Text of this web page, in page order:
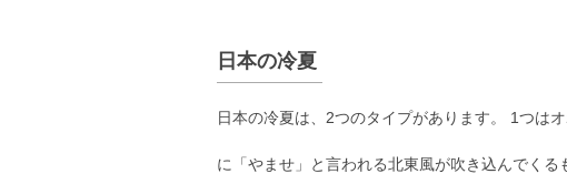
日本の冷夏
日本の冷夏は、2つのタイプがあります。 1つは
に「やませ」と言われる北東風が吹き込んでく